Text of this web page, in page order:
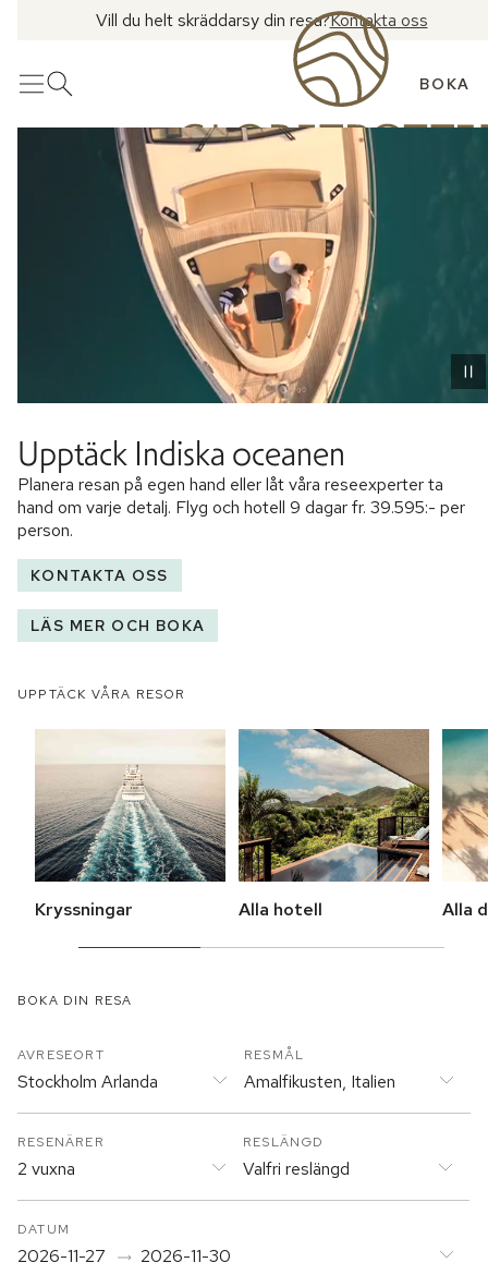
Vill du helt skräddarsy din resa?Kontakta oss
MenyÖppna sök BOKA
Upptäck Indiska oceanen
Planera resan på egen hand eller låt våra reseexperter ta
hand om varje detalj. Flyg och hotell 9 dagarfr. 39.595:- per
person.
KONTAKTA OSS
LÄS MER OCH BOKA
UPPTÄCK VÅRA RESOR
Kryssningar Alla hotell Alla
BOKA DIN RESA
AVRESEORT
Stockholm Arlanda
RESMÅL
Amalfikusten, Italien
RESLÄNGD
Valfri reslängd
DATUM
2026-11-27 2026-11-30
RESENÄRER
2 vuxna